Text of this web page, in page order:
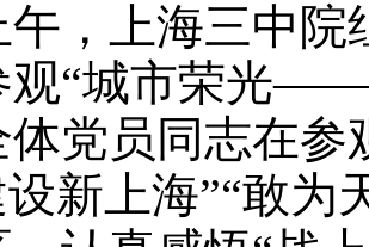
午 ，上海三中
“城市荣光——
体党员同志在
设新上海”“敢为